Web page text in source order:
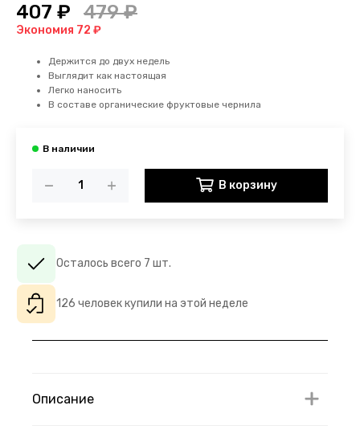
407 ₽ 479 ₽
Экономия 72 ₽
Держится до двух недель
Выглядит как настоящая
Легко наносить
В составе органические фруктовые чернила
В корзину
Осталось всего 7 шт.
126 человек купили на этой неделе
Описание